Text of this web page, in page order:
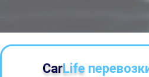
CarLife